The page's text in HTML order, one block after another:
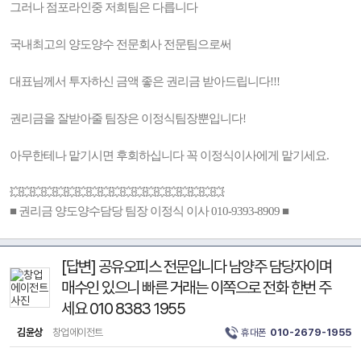
그러나 점포라인중 저희팀은 다릅니다
국내최고의 양도양수 전문회사 전문팀으로써
대표님께서 투자하신 금액 좋은 권리금 받아드립니다!!!
권리금을 잘받아줄 팀장은 이정식팀장뿐입니다!
아무한테나 맡기시면 후회하십니다 꼭 이정식이사에게 맡기세요.
💥💥💥💥💥💥💥💥💥💥💥💥💥💥💥💥💥💥💥
■ 권리금 양도양수담당 팀장 이정식 이사 010-9393-8909 ■
[답변] 공유오피스 전문입니다 남양주 담당자이며
매수인 있으니 빠른 거래는 이쪽으로 전화 한번 주
세요 010 8383 1955
김윤상 창업에이전트 휴대폰 010-2679-1955